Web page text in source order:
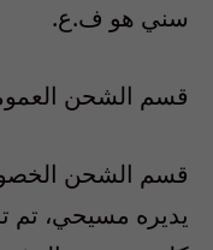
سني هو ف.ع.
قسم الشحن
قسم الشحن
يديره مسيحي، تم